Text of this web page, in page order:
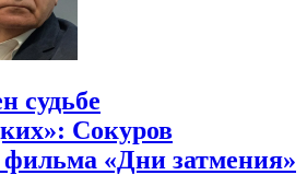
судьбе
Сокуров
фильма «Дни затмения»